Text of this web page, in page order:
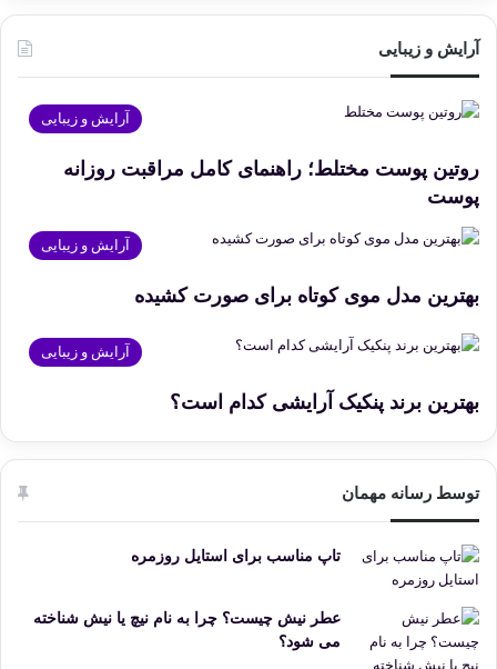
آرایش و زیبایی
آرایش و زیبایی
روتین پوست مختلط؛ راهنمای کامل مراقبت روزانه
پوست
آرایش و زیبایی
بهترین مدل موی کوتاه برای صورت کشیده
آرایش و زیبایی
بهترین برند پنکیک آرایشی کدام است؟
توسط رسانه مهمان
تاپ مناسب برای استایل روزمره
عطر نیش چیست؟ چرا به نام نیچ یا نیش شناخته
می شود؟